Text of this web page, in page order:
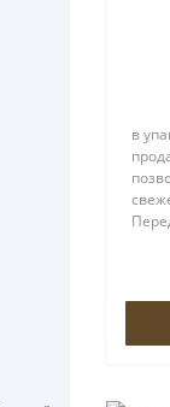
в
пока..